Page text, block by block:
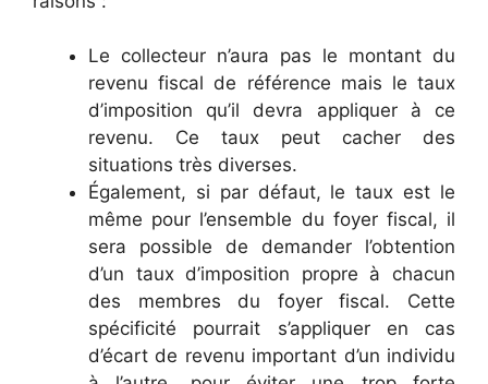
Le collecteur n’aura pas le montant du
revenu fiscal de référence mais le taux
d’imposition qu’il devra appliquer à ce
revenu. Ce taux peut cacher des
situations très diverses.
Également, si par défaut, le taux est le
même pour l’ensemble du foyer fiscal, il
sera possible de demander l’obtention
d’un taux d’imposition propre à chacun
des membres du foyer fiscal. Cette
spécificité pourrait s’appliquer en cas
d’écart de revenu important d’un individu